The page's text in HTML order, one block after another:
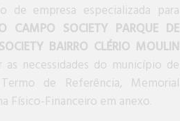
empresa especializada para
CAMPO SOCIETY PARQUE DE
BAIRRO CLÉRIO MOULIN
as necessidades do município de
de Referência, Memorial
Físico-Financeiro em anexo.